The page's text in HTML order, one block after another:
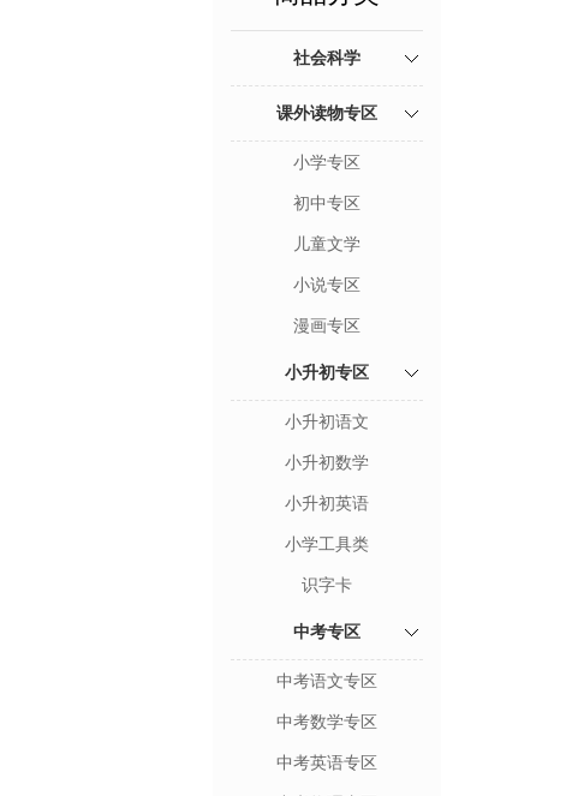
社会科学
课外读物专区
小学专区
初中专区
儿童文学
小说专区
漫画专区
小升初专区
小升初语文
小升初数学
小升初英语
小学工具类
识字卡
中考专区
中考语文专区
中考数学专区
中考英语专区